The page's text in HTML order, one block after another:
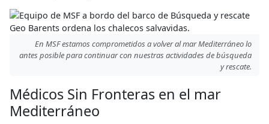
En MSF estamos comprometidos a volver al mar Mediterráneo lo
antes posible para continuar con nuestras actividades de búsqueda
y rescate.
Médicos Sin Fronteras en el mar
Mediterráneo